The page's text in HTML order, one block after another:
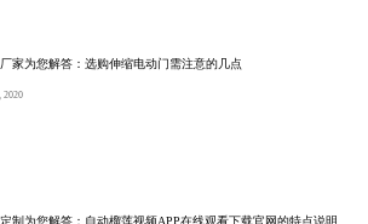
家为您解答：选购伸缩电动门需注意的几点
2020
制为您解答：自动榴莲视频APP在线观看下载官网的特点说明